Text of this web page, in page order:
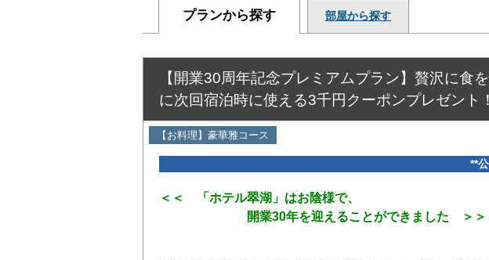
プランから探す 部屋から探す
【開業30周年記念プレミアムプラン】贅沢に食
に次回宿泊時に使える3千円クーポンプレゼント
【お料理】豪華雅コース
**公式HP予
＜＜ 「ホテル翠湖」はお陰様で、
開業30年を迎えることができました ＞＞